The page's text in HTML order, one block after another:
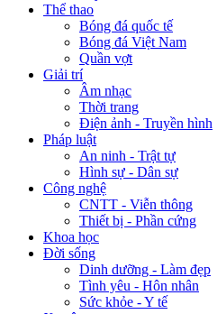
Thể thao
Bóng đá quốc tế
Bóng đá Việt Nam
Quần vợt
Giải trí
Âm nhạc
Thời trang
Điện ảnh - Truyền hình
Pháp luật
An ninh - Trật tự
Hình sự - Dân sự
Công nghệ
CNTT - Viễn thông
Thiết bị - Phần cứng
Khoa học
Đời sống
Dinh dưỡng - Làm đẹp
Tình yêu - Hôn nhân
Sức khỏe - Y tế